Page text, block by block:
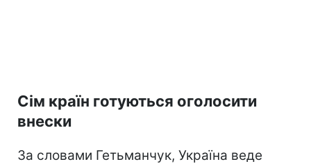
Сім країн готуються оголосити
внески
За словами Гетьманчук, Україна веде